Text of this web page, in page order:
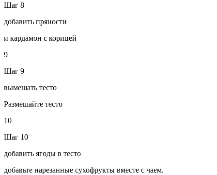
Шаг 8
добавить пряности
и кардамон с корицей
9
Шаг 9
вымешать тесто
Размешайте тесто
10
Шаг 10
добавить ягоды в тесто
добавьте нарезанные сухофрукты вместе с чаем.